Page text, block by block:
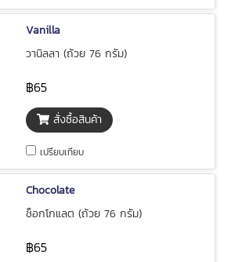
Vanilla
วานิลลา (ถ้วย 76 กรัม)
฿65
สั่งซื้อสินค้า
เปรียบเทียบ
Chocolate
ช็อกโกแลต (ถ้วย 76 กรัม)
฿65